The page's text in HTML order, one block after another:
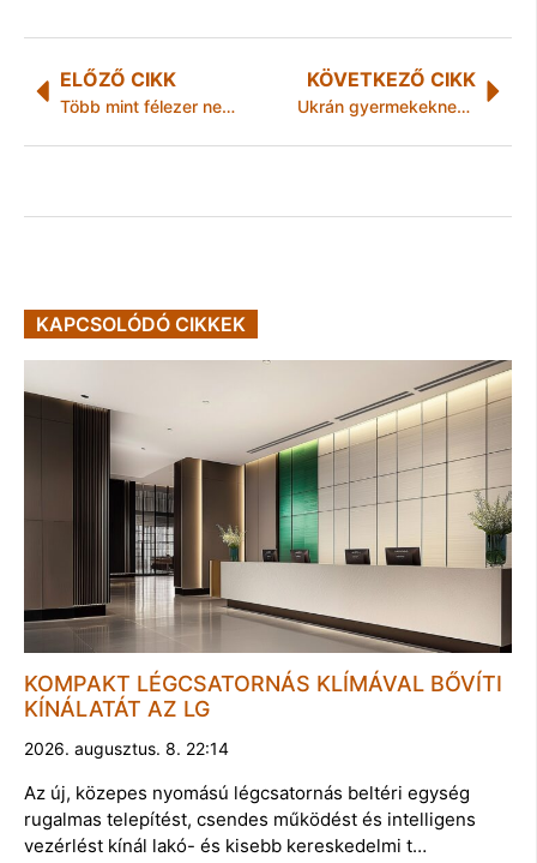
ELŐZŐ CIKK
Több mint félezer nevezés érkezett a XX. Országos Syngenta Borversenyre
KÖVETKEZŐ CIKK
Ukrán gyermekeknek szervez kulturális kirándulást Budapesten Baricz Dezső
KAPCSOLÓDÓ CIKKEK
KOMPAKT LÉGCSATORNÁS KLÍMÁVAL BŐVÍTI
KÍNÁLATÁT AZ LG
2026. augusztus. 8. 22:14
Az új, közepes nyomású légcsatornás beltéri egység
rugalmas telepítést, csendes működést és intelligens
vezérlést kínál lakó- és kisebb kereskedelmi t…